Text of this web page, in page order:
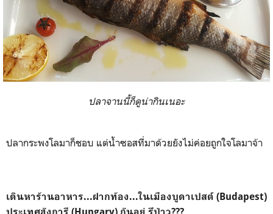
ปลาจานนี้ก็ดูน่ากินเนอะ
ปลากระพงโลมาก็ชอบ แต่น้ำซอสที่มาด้วยยังไม่ค่อยถูกใจโลมาจ้า
เดินหาร้านอาหาร...ฝากท้อง...ในเมืองบูดาเปสต์ (Budapest)
ประเทศฮังการี (Hungary) กันอยู่ รึป่าว???